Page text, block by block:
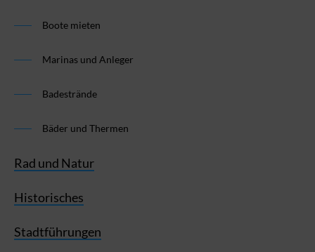
Boote mieten
Marinas und Anleger
Badestrände
Bäder und Thermen
Rad und Natur
Historisches
Stadtführungen